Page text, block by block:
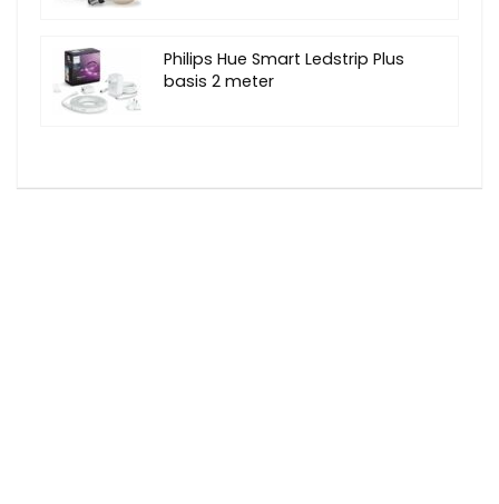
Philips Hue Smart Ledstrip Plus
basis 2 meter